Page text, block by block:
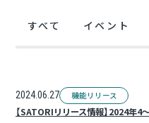
すべて イベント
2024.06.27 機能リリース
【SATORIリリース情報】2024年4